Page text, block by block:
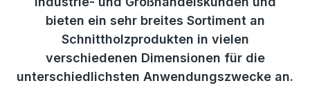
bieten ein sehr breites Sortiment an
Schnittholzprodukten in vielen
verschiedenen Dimensionen für die
unterschiedlichsten Anwendungszwecke an.